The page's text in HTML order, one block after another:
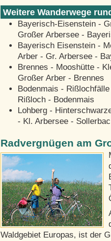
Weitere Wanderwege
Bayerisch-Eisenstein -
Großer Arbersee -
Bayerisch Eisenstein -
Arber - Gr. Arbersee -
Brennes - Mooshütte -
Großer Arber - Brennes
Bodenmais -
Rißloch - Bodenmais
Lohberg -
- Kl. Arbersee -
Radvergnügen am
Waldgebiet Europas, ist der